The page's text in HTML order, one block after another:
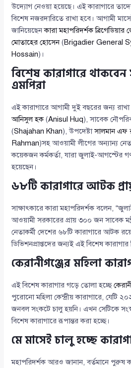
উদ্যোগ নেওয়া হয়েছে। এই কারাগারে
বিশেষ নজরদারিতে রাখা হবে। আগামী
জানিয়েছেনকারা মহাপরিদর্শক
মোতাহের হোসেন(Brigadier General
Hossain)।
বিশেষ কারাগারে থাকবেন
এমপিরা
এই কারাগারে আগামী দুই বছরের জন্য রাখা
আনিসুল হক(Anisul Huq), সাবেক
(Shajahan Khan), উপদেষ্টাসালমান এফ
Rahman)সহ আওয়ামী লীগের অন্যান্য
কয়েকজন কর্মকর্তা, যারা জুলাই-আগস্টের
হয়েছেন।
৬৮টি কারাগারে আটক
সাক্ষাৎকারে কারা মহাপরিদর্শক বলেন,
আওয়ামী সরকারের প্রায় ৩০০ জন সাবেক
নেতাকর্মী দেশের ৬৮টি কারাগারে আটক
ডিভিশনপ্রাপ্তদের জন্যই এই বিশেষ কারাগার
কেরানীগঞ্জের মহিলা
এই বিশেষ কারাগার গড়ে তোলা হচ্ছে
পুরোনো মহিলা কেন্দ্রীয় কারাগারে, যেটি
জনবল সংকটে চালু হয়নি। এখন সেটিকে
বিশেষ কারাগারে রূপান্তর করা হচ্ছে।
মে মাসেই চালু হচ্ছে
মহাপরিদর্শক আরও জানান, বর্তমানে পুরুষ